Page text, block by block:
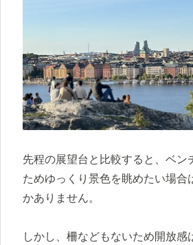
先程の展望台と比較すると、ベン
ためゆっくり景色を眺めたい場合
かありません。
しかし、柵などもないため開放感